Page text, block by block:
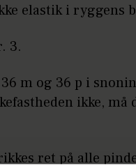
elastik i ryggens
3.
36 m og 36 p i
ikke,
ret på alle